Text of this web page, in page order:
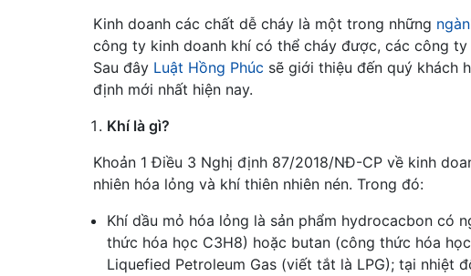
Kinh doanh các chất dễ cháy là một trong những
công ty kinh doanh khí có thể cháy được, các công
Sau đây Luật Hồng Phúc sẽ giới thiệu đến quý khách
định mới nhất hiện nay.
Khí là gì?
Khoản 1 Điều 3 Nghị định 87/2018/NĐ-CP về kinh
nhiên hóa lỏng và khí thiên nhiên nén. Trong đó:
Khí dầu mỏ hóa lỏng là sản phẩm hydrocacbon có
thức hóa học C3H8) hoặc butan (công thức hóa
Liquefied Petroleum Gas (viết tắt là LPG); tại nhiệt